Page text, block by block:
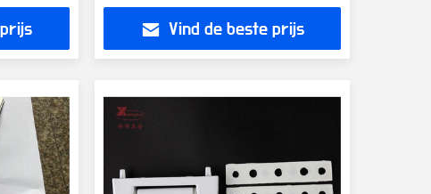
prestaties
Vind de beste prijs